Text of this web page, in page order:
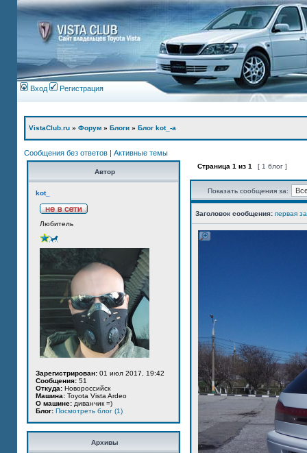
Вход Регистрация
VistaClub.ru » Форум » Блоги » Блог kot_-а
Сообщения без ответов | Активные темы
Автор
kot_
Любитель
Зарегистрирован: 01 июл 2017, 19:42
Сообщения: 51
Откуда: Новороссийск
Машина: Toyota Vista Ardeo
О машине: диванчик =)
Блог: Посмотреть блог (1)
Архивы
Страница 1 из 1 [ 1 блог ]
Показать сообщения за:
Заголовок сообщения: первая